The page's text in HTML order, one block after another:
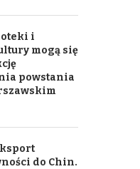
i
mogą się
powstania
do Chin.